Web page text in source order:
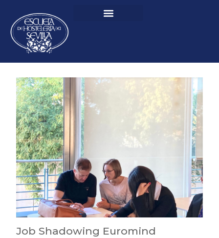
Job Shadowing Euromind